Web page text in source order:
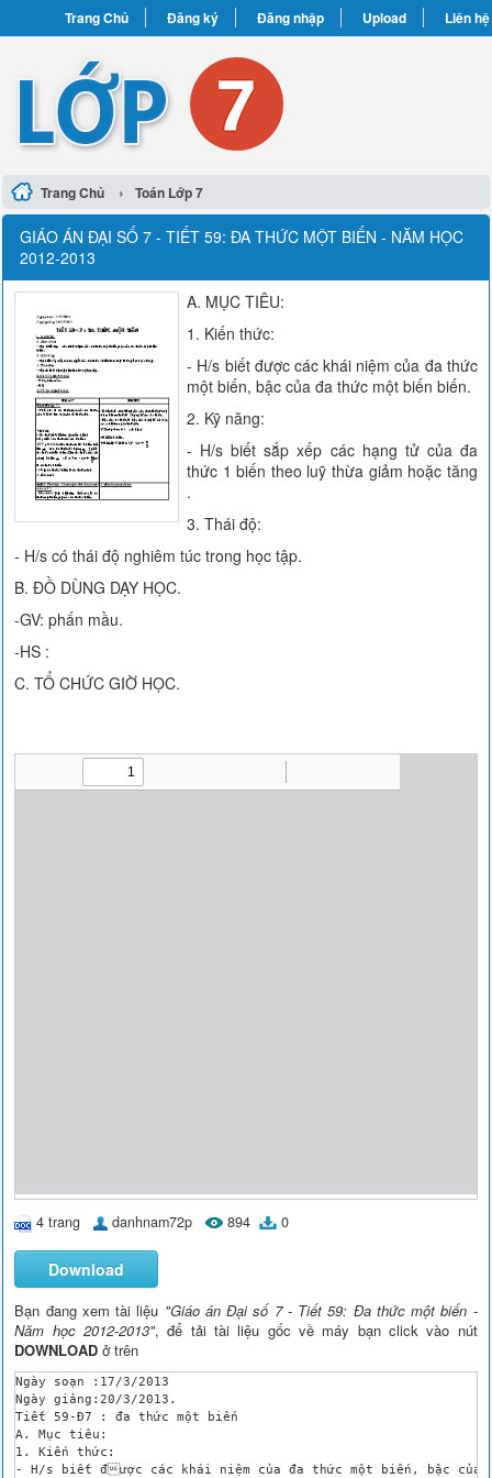
Trang Chủ Đăng ký Đăng nhập Upload Liên hệ
Trang Chủ › Toán Lớp 7
GIÁO ÁN ĐẠI SỐ 7 - TIẾT 59: ĐA THỨC MỘT BIẾN - NĂM HỌC
2012-2013
A. MỤC TIÊU:
1. Kiến thức:
- H/s biết được các khái niệm của đa thức
một biến, bậc của đa thức một biến biến.
2. Kỹ năng:
- H/s biết sắp xếp các hạng tử của đa
thức 1 biến theo luỹ thừa giảm hoặc tăng
.
3. Thái độ:
- H/s có thái độ nghiêm túc trong học tập.
B. ĐỒ DÙNG DẠY HỌC.
-GV: phấn mầu.
-HS :
C. TỔ CHỨC GIỜ HỌC.
4 trang danhnam72p 894 0
Download
Bạn đang xem tài liệu "Giáo án Đại số 7 - Tiết 59: Đa thức một biến -
Năm học 2012-2013", để tải tài liệu gốc về máy bạn click vào nút
DOWNLOAD ở trên
Ngày soạn :17/3/2013
Ngày giảng:20/3/2013.
Tiết 59-Đ7 : đa thức một biến
A. Mục tiêu:
1. Kiến thức:
- H/s biết được các khái niệm của đa thức một biến, bậc của